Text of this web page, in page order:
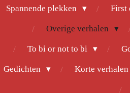
Spannende plekken First
Overige verhalen
To bi or not to bi
Gedichten Korte verhalen